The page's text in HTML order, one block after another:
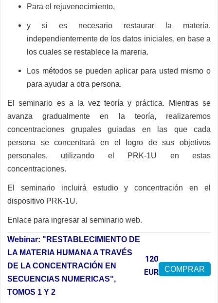
Para el rejuvenecimiento,
y si es necesario restaurar la materia,
independientemente de los datos iniciales, en base a
los cuales se restablece la mareria.
Los métodos se pueden aplicar para usted mismo o
para ayudar a otra persona.
El seminario es a la vez teoría y práctica. Mientras se
avanza gradualmente en la teoría, realizaremos
concentraciones grupales guiadas en las que cada
persona se concentrará en el logro de sus objetivos
personales, utilizando el PRK-1U en estas
concentraciones.
El seminario incluirá estudio y concentración en el
dispositivo PRK-1U.
Enlace para ingresar al seminario web.
Webinar: "RESTABLECIMIENTO DE
LA MATERIA HUMANA A TRAVÉS
DE LA CONCENTRACIÓN EN
SECUENCIAS NUMERICAS",
TOMOS 1 Y 2
120
EUR
COMPRAR